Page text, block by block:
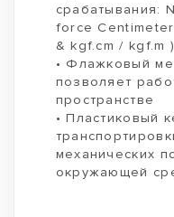
срабатывания:
force
& kgf.cm / kgf.m )
• Флажковый
позволяет
пространстве
• Пластиковый
механических
окружающей